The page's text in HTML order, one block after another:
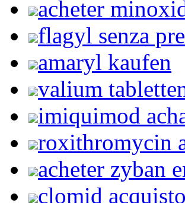
acheter
flagyl senza
amaryl kaufen
valium
imiquimod
roxithromycin
acheter zyban
clomid